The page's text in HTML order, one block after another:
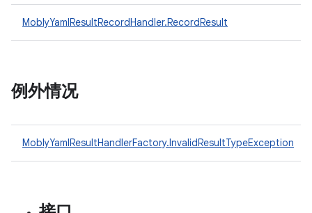
MoblyYamlResultRecordHandler.RecordResult
例外情况
MoblyYamlResultHandlerFactory.InvalidResultTypeException